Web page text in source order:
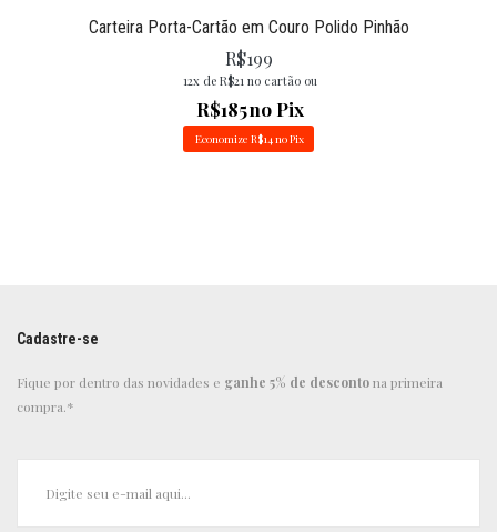
Carteira Porta-Cartão em Couro Polido Pinhão
R$199
12x de R$21no cartão ou
R$185no Pix
EconomizeR$14 no Pix
Cadastre-se
Fique por dentro das novidades e ganhe 5% de descontona primeira
compra.*